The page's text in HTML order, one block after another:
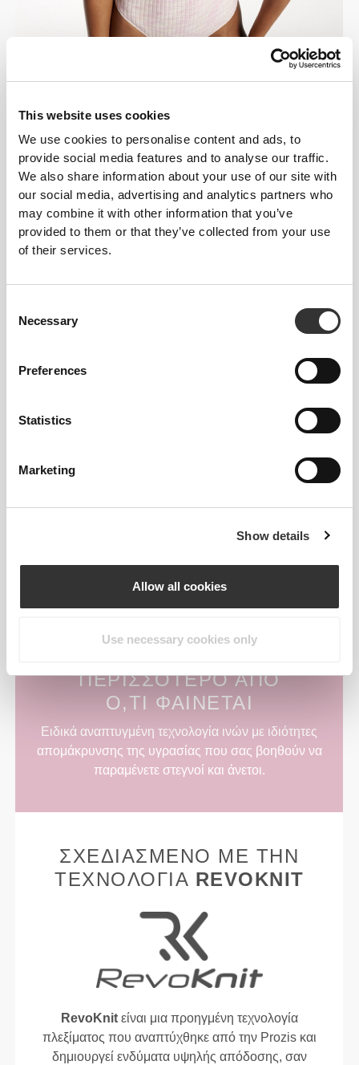
This website uses cookies
We use cookies to personalise content and ads, to
provide social media features and to analyse our traffic.
We also share information about your use of our site with
our social media, advertising and analytics partners who
may combine it with other information that you’ve
provided to them or that they’ve collected from your use
of their services.
Selection
Necessary
Preferences
Statistics
Marketing
Show details
Allow all cookies
Use necessary cookies only
ΣΧΕΔΙΑΣΜΈΝΟ ΓΙΑ
ΝΑ ΤΕΝΤΏΝΕΤΑΙ
Υπερβολικά μαλακό και απίστευτα ελαφρύ πλεκτό
ΠΕΡΙΣΣΌΤΕΡΟ ΑΠΌ
Ό,ΤΙ ΦΑΊΝΕΤΑΙ
Ειδικά αναπτυγμένη τεχνολογία ινών με ιδιότητες
απομάκρυνσης της υγρασίας που σας βοηθούν να
παραμένετε στεγνοί και άνετοι.
ΣΧΕΔΙΑΣΜΈΝΟ ΜΕ ΤΗΝ
ΤΕΧΝΟΛΟΓΊΑ REVOKNIT
RevoKnitείναι μια προηγμένη τεχνολογία
πλεξίματος που αναπτύχθηκε από την Prozis και
δημιουργεί ενδύματα υψηλής απόδοσης, σαν